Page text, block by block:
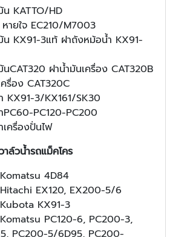
น KATTO/HD
ายใจ EC210/M7003
น KX91-3แท้ ฝาถังหม้อน้ำ KX91-
นCAT320 ฝาน้ำมันเครื่อง CAT320B
รื่อง CAT320C
KX91-3/KX161/SK30
PC60-PC120-PC200
เครื่องปั่นไฟ
ล์วน้ำรถแม็คโคร
4D84
EX120, EX200-5/6
KX91-3
PC120-6, PC200-3,